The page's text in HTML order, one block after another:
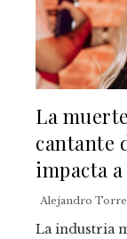
La
cantante
impacta a
Alejandro
La industria